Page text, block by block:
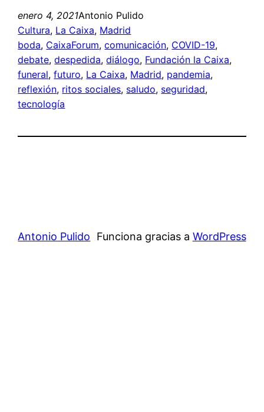
enero 4, 2021Antonio Pulido
Cultura, La Caixa, Madrid
boda, CaixaForum, comunicación, COVID-19
debate, despedida, diálogo, Fundación la Caixa
funeral, futuro, La Caixa, Madrid, pandemia
reflexión, ritos sociales, saludo, seguridad
tecnología
Antonio Pulido Funciona gracias a WordPress